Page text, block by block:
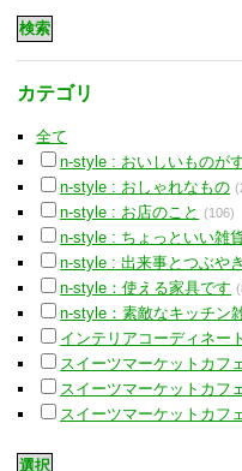
カテゴリ
全て
n-style : おいしいものが
n-style : おしゃれなもの
n-style : お店のこと (106)
n-style : ちょっといい雑
n-style : 出来事とつぶやき
n-style：使える家具です
n-style：素敵なキッチン
インテリアコーディネート
スイーツマーケットカフ
スイーツマーケットカフ
スイーツマーケットカフ